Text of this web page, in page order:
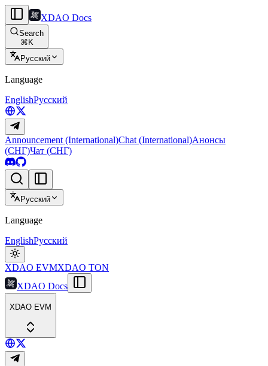
XDAO Docs
Search
⌘ K
Русский
Language
EnglishРусский
Announcement (International)Chat (International)Анонсы
(СНГ)Чат (СНГ)
Русский
Language
EnglishРусский
XDAO EVMXDAO TON
XDAO Docs
XDAO EVM